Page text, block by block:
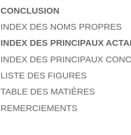
CONCLUSION
INDEX DES NOMS PROPRES
INDEX DES PRINCIPAUX
INDEX DES PRINCIPAUX
LISTE DES FIGURES
TABLE DES MATIÈRES
REMERCIEMENTS